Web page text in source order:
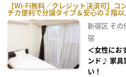
【Wi-Fi無料／クレジット決済可】コ
チカ便利で分譲タイプ＆安心の２階
新宿区 その
宿
＜女性にお
ンド♪ 家具
い！